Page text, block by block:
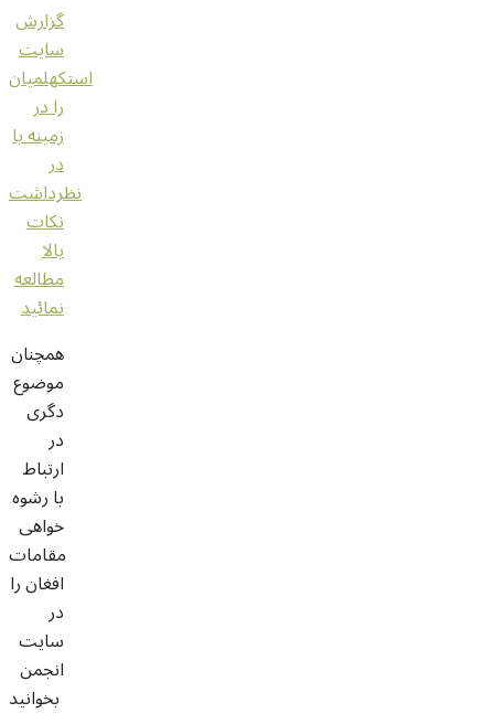
گزارش
سایت
استکهلمیان
را در
زمینه با
در
نظرداشت
نکات
بالا
مطالعه
نمائید
همچنان
موضوع
دگری
در
ارتباط
با رشوه
خواهی
مقامات
افغان را
در
سایت
انجمن